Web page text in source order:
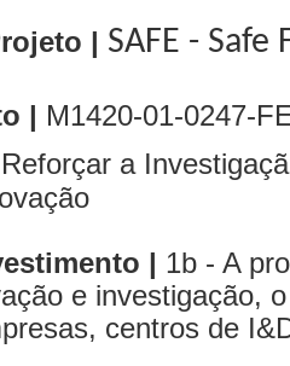
| SAFE -
| M1420-01-0247-
Reforçar a
| 1b - A
e investigação,
centros de